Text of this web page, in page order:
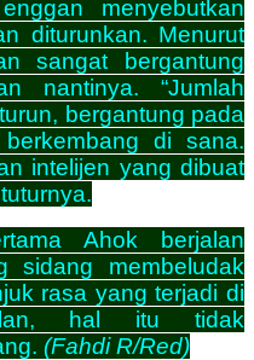
menyebutkan
diturunkan. Menurut
sangat bergantung
nantinya. “Jumlah
bergantung pada
di sana.
intelijen yang dibuat
Ahok berjalan
sidang membeludak
rasa yang terjadi di
hal itu tidak
(Fahdi R/Red)